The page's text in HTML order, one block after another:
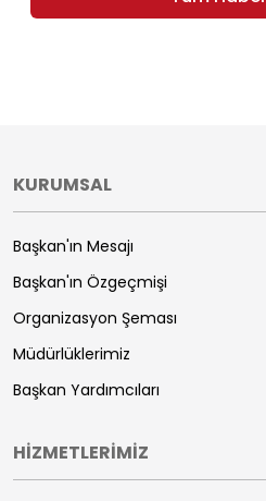
KURUMSAL
Başkan'ın Mesajı
Başkan'ın Özgeçmişi
Organizasyon Şeması
Müdürlüklerimiz
Başkan Yardımcıları
HİZMETLERİMİZ